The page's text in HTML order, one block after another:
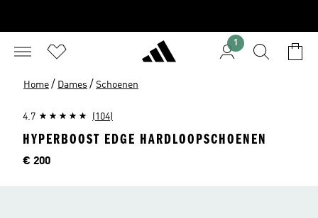
1
Home / Dames / Schoenen
4.7 (104)
HYPERBOOST EDGE HARDLOOPSCHOENEN
Price
€ 200